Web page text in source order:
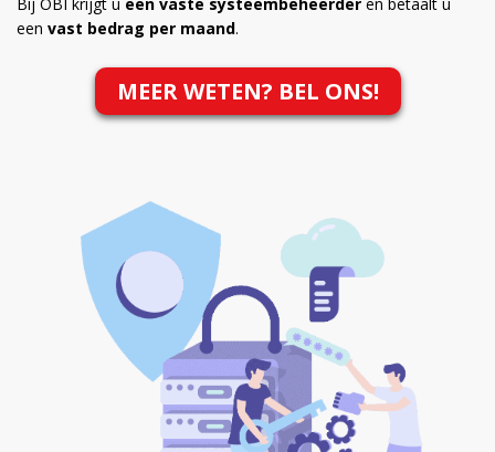
een vast bedrag per maand.
MEER WETEN? BEL ONS!